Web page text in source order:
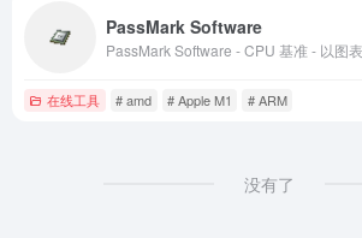
PassMark Software
在线工具 # amd # Apple M1 # ARM
没有了